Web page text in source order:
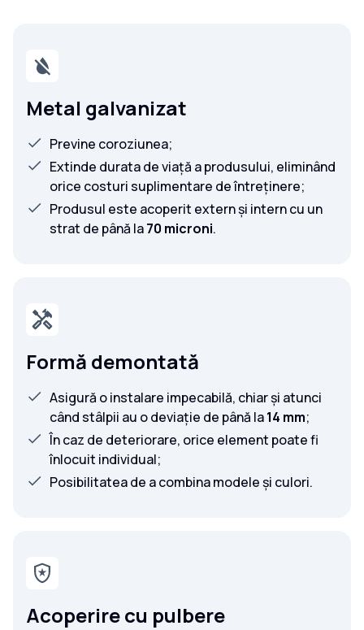
Metal galvanizat
Previne coroziunea;
Extinde durata de viață a produsului, eliminând
orice costuri suplimentare de întreținere;
Produsul este acoperit extern și intern cu un
strat de până la70 microni.
Formă demontată
Asigură o instalare impecabilă, chiar și atunci
când stâlpii au o deviație de până la14 mm;
În caz de deteriorare, orice element poate fi
înlocuit individual;
Posibilitatea de a combina modele și culori.
Acoperire cu pulbere